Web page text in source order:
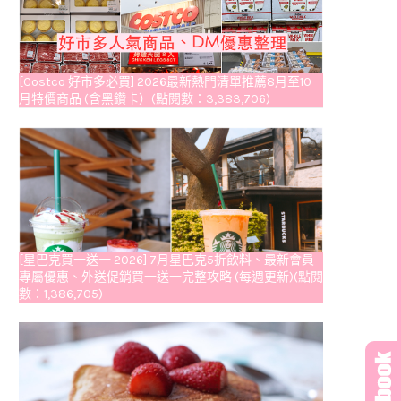
[Costco 好市多必買] 2026最新熱門清單推薦8月至10
月特價商品 (含黑鑽卡）(點閱數：3,383,706)
[星巴克買一送一 2026] 7月星巴克5折飲料、最新會員
專屬優惠、外送促銷買一送一完整攻略 (每週更新)(點閱
數：1,386,705)